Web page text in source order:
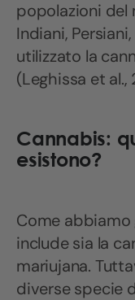
popolazioni del
Indiani,
utilizzato la
(Leghissa et al.,
Cannabis:
esistono?
Come abbiamo
include sia la
mariujana.
diverse specie